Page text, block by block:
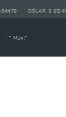
DÓLAR: $ 912,41
Tª Máx:º